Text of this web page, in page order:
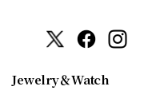
Jewelry＆Watch